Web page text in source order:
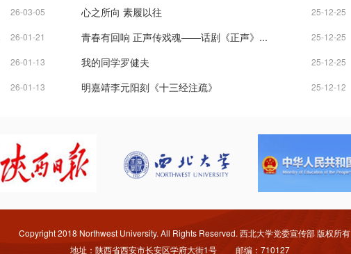
26-03-05
26-01-21
26-01-13
26-01-13
25-12-25
心之所向 素履以往
25-12-25
青春有回响 正声传戏魂——话剧《正声》...
25-12-25
我的同学罗健夫
25-12-12
明嘉靖李元阳刻《十三经注疏》
Copyright 2018 Northwest University. All Rights Reserved. 西北大学党委宣传部 版权所有
地址：陕西省西安市长安区学府大街1号 邮编：710127